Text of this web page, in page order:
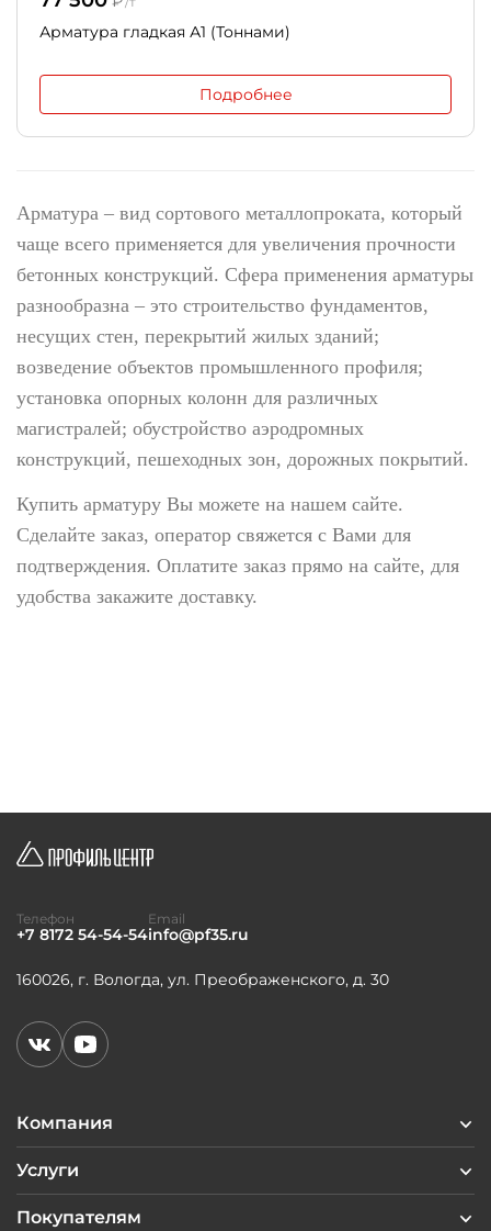
Арматура гладкая А1 (Тоннами)
Подробнее
Арматура – вид сортового металлопроката, который
чаще всего применяется для увеличения прочности
бетонных конструкций. Сфера применения арматуры
разнообразна – это строительство фундаментов,
несущих стен, перекрытий жилых зданий;
возведение объектов промышленного профиля;
установка опорных колонн для различных
магистралей; обустройство аэродромных
конструкций, пешеходных зон, дорожных покрытий.
Купить арматуру Вы можете на нашем сайте.
Сделайте заказ, оператор свяжется с Вами для
подтверждения. Оплатите заказ прямо на сайте, для
удобства закажите доставку.
Компания
Услуги
Покупателям
160026, г. Вологда, ул. Преображенского, д. 30
Телефон
+7 8172 54-54-54
Email
info@pf35.ru